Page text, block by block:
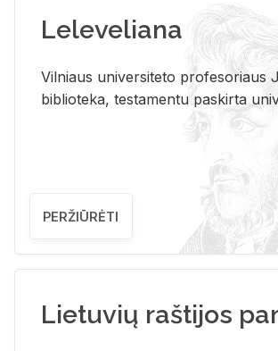
Leleveliana
Vil­niaus uni­ver­si­te­to pro­fe­so­riaus
bi­b­lio­te­ka, te­sta­men­tu pa­skir­ta
PERŽIŪRĖTI
Lietuvių raštijos